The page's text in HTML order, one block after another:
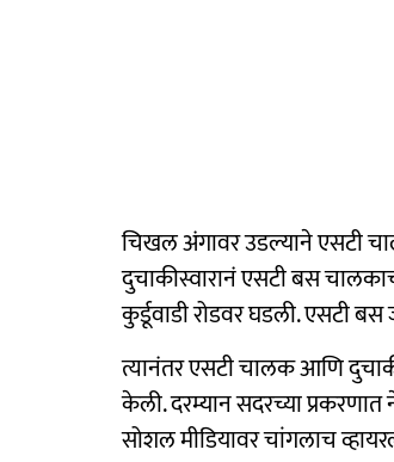
चिखल अंगावर उडल्याने एसटी
दुचाकीस्वारानं एसटी बस
कुर्डूवाडी रोडवर घडली. एसटी
त्यानंतर एसटी चालक आणि
केली. दरम्यान सदरच्या प्रकरणात
सोशल मीडियावर चांगलाच